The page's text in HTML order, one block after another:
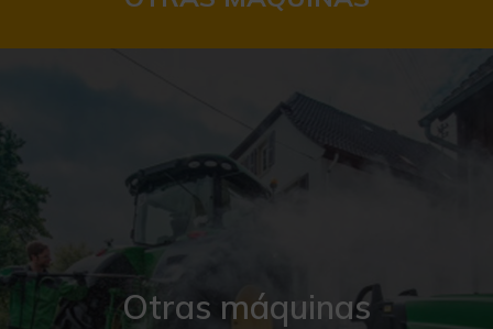
Otras máquinas